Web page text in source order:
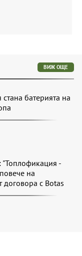
ВИЖ ОЩЕ
батерията на
"Топлофикация -
на
договора с Botas